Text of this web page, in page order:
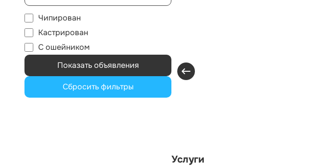
Чипирован
Кастрирован
С ошейником
Показать объявления
Сбросить фильтры
Услуги